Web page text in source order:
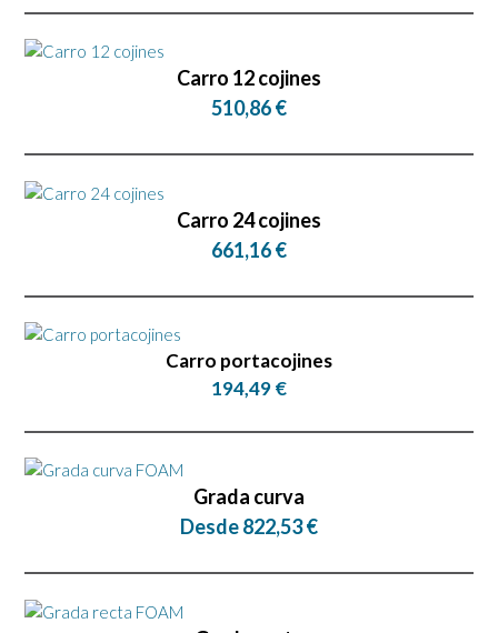
Carro 12 cojines
510,86 €
Carro 24 cojines
661,16 €
Carro portacojines
194,49 €
Grada curva
Desde 822,53 €